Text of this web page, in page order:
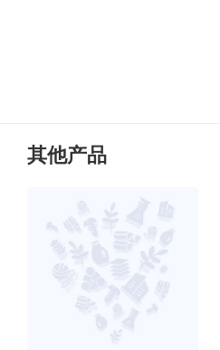
其他产品